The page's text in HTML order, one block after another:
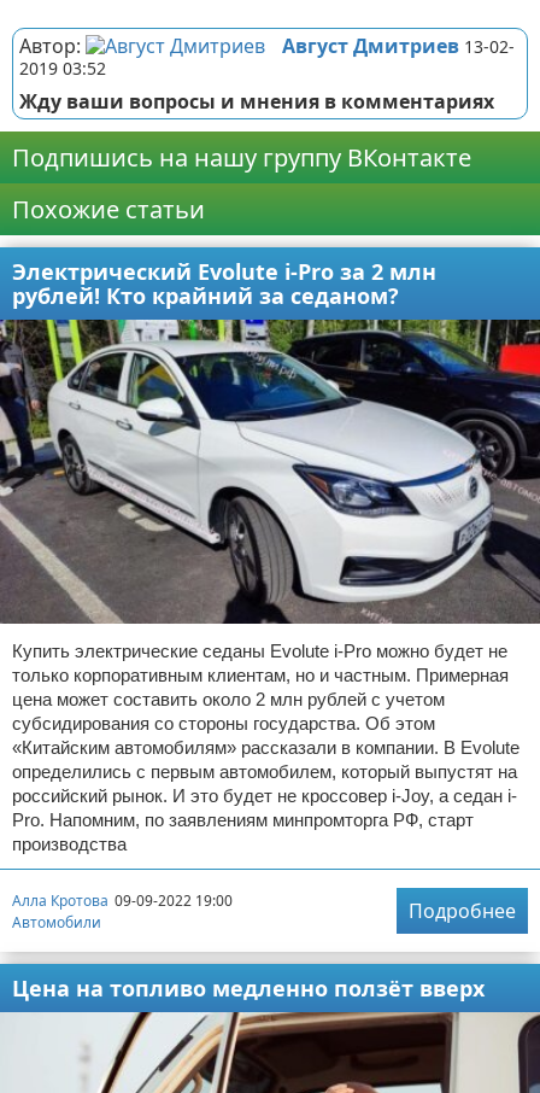
Автор: Август Дмитриев 13-02-
2019 03:52
Жду ваши вопросы и мнения в комментариях
Подпишись на нашу группу ВКонтакте
Похожие статьи
Электрический Evolute i-Pro за 2 млн
рублей! Кто крайний за седаном?
Купить электрические седаны Evolute i-Pro можно будет не
только корпоративным клиентам, но и частным. Примерная
цена может составить около 2 млн рублей с учетом
субсидирования со стороны государства. Об этом
«Китайским автомобилям» рассказали в компании. В Evolute
определились с первым автомобилем, который выпустят на
российский рынок. И это будет не кроссовер i-Joy, а седан i-
Pro. Напомним, по заявлениям минпромторга РФ, старт
производства
Алла Кротова 09-09-2022 19:00
Автомобили
Подробнее
Цена на топливо медленно ползёт вверх